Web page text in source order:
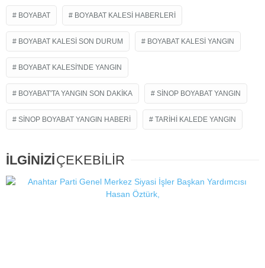
BOYABAT BOYABAT KALESI HABERLERI
BOYABAT KALESI SON DURUM BOYABAT KALESI YANGIN
BOYABAT KALESI'NDE YANGIN
BOYABAT'TA YANGIN SON DAKIKA SINOP BOYABAT YANGIN
SINOP BOYABAT YANGIN HABERI TARIHI KALEDE YANGIN
İLGİNİZİÇEKEBİLİR